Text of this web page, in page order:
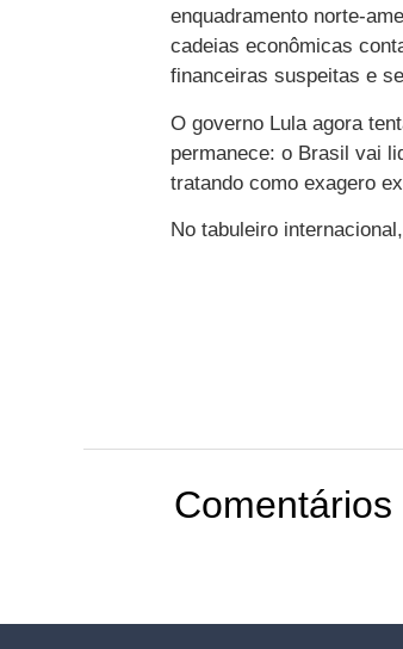
enquadramento norte-
cadeias econômicas
financeiras suspeitas e
O governo Lula agora
permanece: o Brasil vai
tratando como exagero
No tabuleiro
Comentários